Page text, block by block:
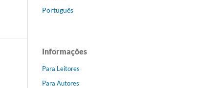
Português
Informações
Para Leitores
Para Autores